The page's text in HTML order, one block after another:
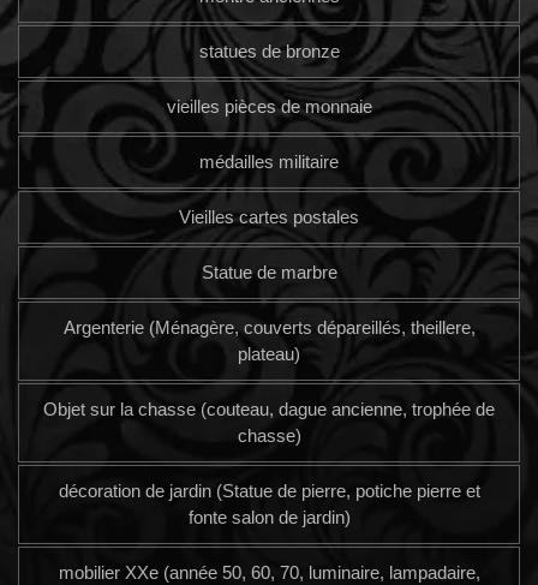
statues de bronze
vieilles pièces de monnaie
médailles militaire
Vieilles cartes postales
Statue de marbre
Argenterie (Ménagère, couverts dépareillés, theillere,
plateau)
Objet sur la chasse (couteau, dague ancienne, trophée de
chasse)
décoration de jardin (Statue de pierre, potiche pierre et
fonte salon de jardin)
mobilier XXe (année 50, 60, 70, luminaire, lampadaire,